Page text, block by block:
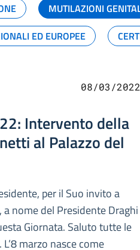
MUTILAZIONI
ED EUROPEE
08/03/2022
Intervento della
al Palazzo del
per il Suo invito a
a nome del Presidente Draghi
Giornata. Saluto tutte le
marzo nasce come